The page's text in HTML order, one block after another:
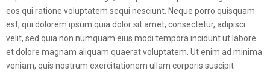
eos qui ratione voluptatem sequi nesciunt. Neque porro quisquam
est, qui dolorem ipsum quia dolor sit amet, consectetur, adipisci
velit, sed quia non numquam eius modi tempora incidunt ut labore
et dolore magnam aliquam quaerat voluptatem. Ut enim ad minima
veniam, quis nostrum exercitationem ullam corporis suscipit